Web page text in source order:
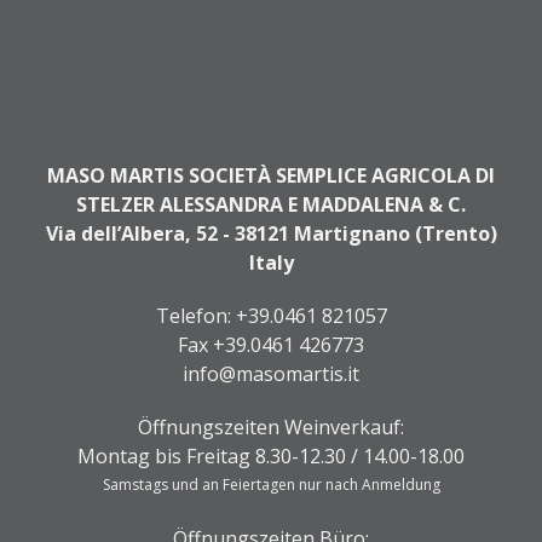
MASO MARTIS SOCIETÀ SEMPLICE AGRICOLA DI
STELZER ALESSANDRA E MADDALENA & C.
Via dell’Albera, 52 - 38121 Martignano (Trento)
Italy
Telefon: +39.0461 821057
Fax +39.0461 426773
info@masomartis.it
Öffnungszeiten Weinverkauf:
Montag bis Freitag 8.30-12.30 / 14.00-18.00
Samstags und an Feiertagen nur nach Anmeldung